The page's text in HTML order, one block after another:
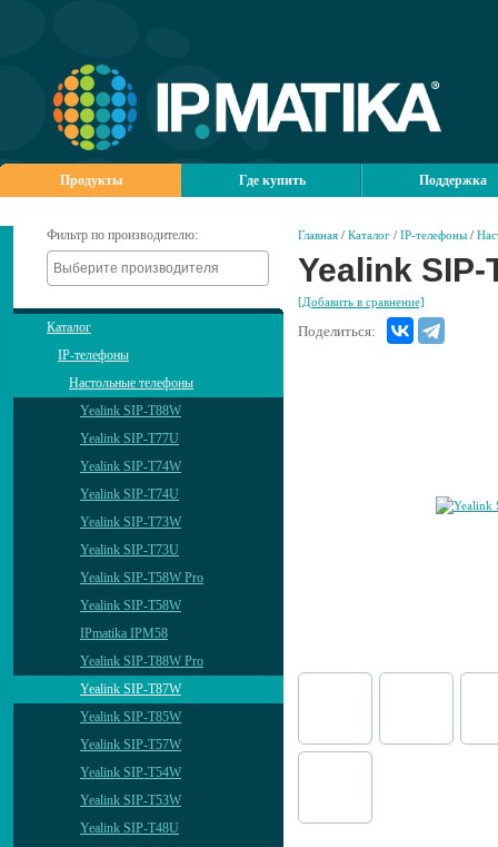
Продукты Где купить Поддержка
Фильтр по производителю:
Каталог
IP-телефоны
Настольные телефоны
Yealink SIP-T88W
Yealink SIP-T77U
Yealink SIP-T74W
Yealink SIP-T74U
Yealink SIP-T73W
Yealink SIP-T73U
Yealink SIP-T58W Pro
Yealink SIP-T58W
IPmatika IPM58
Yealink SIP-T88W Pro
Yealink SIP-T87W
Yealink SIP-T85W
Yealink SIP-T57W
Yealink SIP-T54W
Yealink SIP-T53W
Yealink SIP-T48U
Главная / Каталог / IP-телефоны /
Yealink SIP-
[Добавить в сравнение]
Поделиться: